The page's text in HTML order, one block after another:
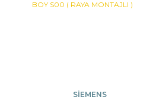
SİEMENS